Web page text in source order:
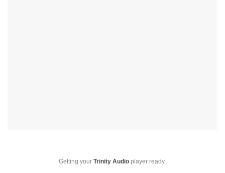
Getting your Trinity Audio player ready...